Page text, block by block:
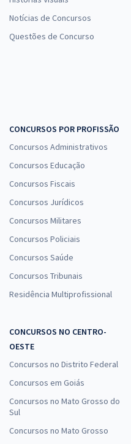
Notícias de Concursos
Questões de Concurso
CONCURSOS POR PROFISSÃO
Concursos Administrativos
Concursos Educação
Concursos Fiscais
Concursos Jurídicos
Concursos Militares
Concursos Policiais
Concursos Saúde
Concursos Tribunais
Residência Multiprofissional
CONCURSOS NO CENTRO-
OESTE
Concursos no Distrito Federal
Concursos em Goiás
Concursos no Mato Grosso do
Sul
Concursos no Mato Grosso